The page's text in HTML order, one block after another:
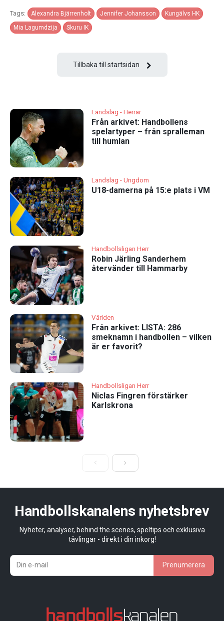
Tags: Alexandra Bjärrenholt Jennifer Johansson
Kungälvs HK
Mia Lagumdzija
Skuru IK
Tillbaka till startsidan
Landslag - Herrar
Från arkivet: Handbollens
spelartyper – från spralleman
till humlan
Landslag - Ungdom
U18-damerna på 15:e plats i VM
Handbollsligan Herr
Robin Järling Sanderhem
återvänder till Hammarby
Världen
Från arkivet: LISTA: 286
smeknamn i handbollen – vilken
är er favorit?
Handbollsligan Herr
Niclas Fingren förstärker
Karlskrona
Handbollskanalens nyhetsbrev
Nyheter, analyser, behind the scenes, speltips och exklusiva
tävlingar - direkt i din inkorg!
Prenumerera